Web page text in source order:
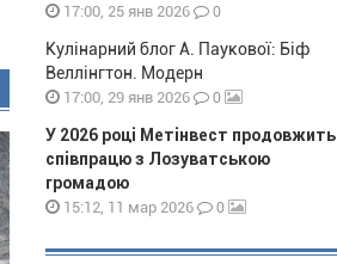
17:00, 25 янв 2026 0
Кулінарний блог А. Паукової: Біф
Веллінгтон. Модерн
17:00, 29 янв 2026 0
У 2026 році Метінвест продовжить
співпрацю з Лозуватською
громадою
15:12, 11 мар 2026 0